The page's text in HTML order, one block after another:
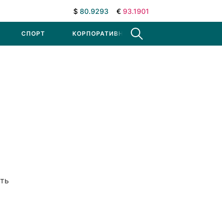
$ 80.9293 € 93.1901
СПОРТ КОРПОРАТИВНЫЕ НОВОСТИ